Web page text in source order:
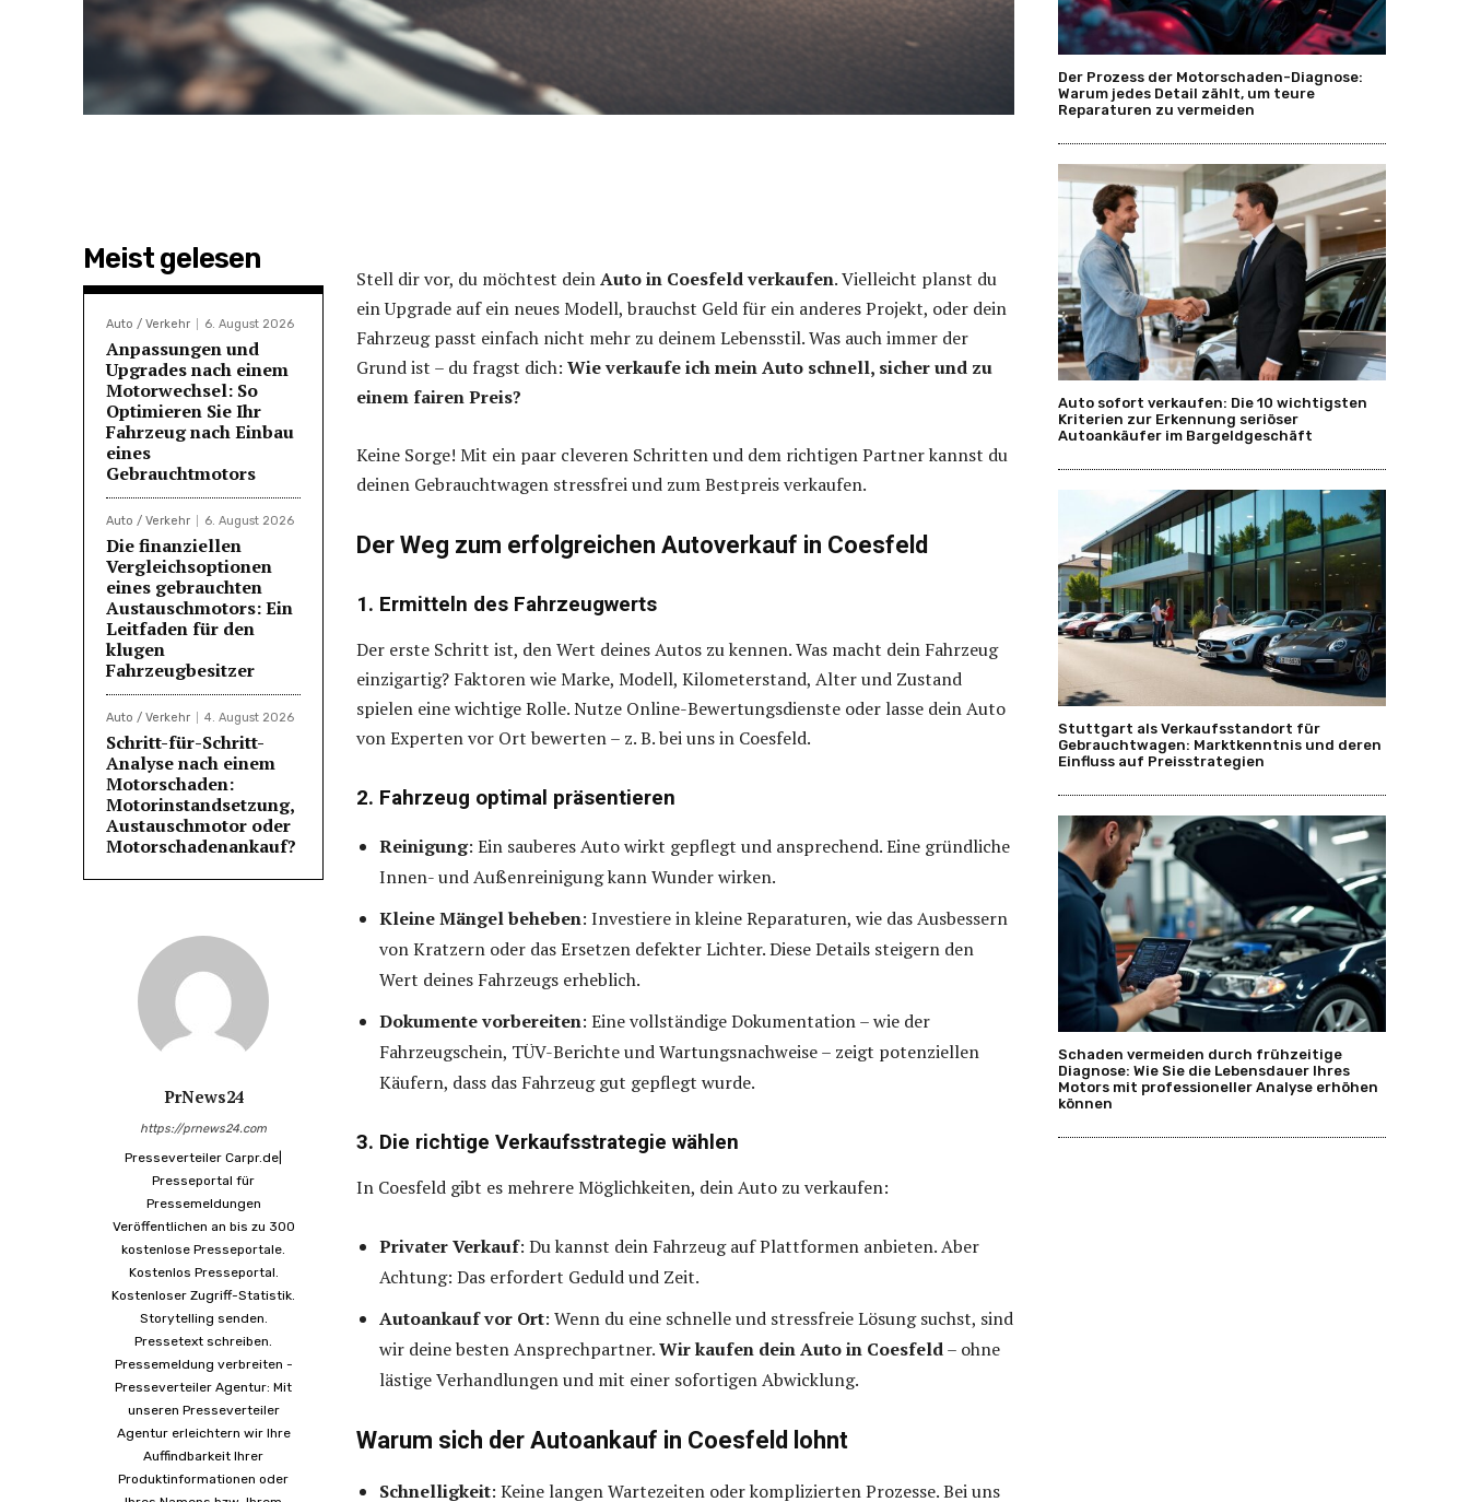
Meist gelesen
Auto / Verkehr 6. August 2026
Anpassungen und
Upgrades nach einem
Motorwechsel: So
Optimieren Sie Ihr
Fahrzeug nach Einbau
eines
Gebrauchtmotors
Auto / Verkehr 6. August 2026
Die finanziellen
Vergleichsoptionen
eines gebrauchten
Austauschmotors: Ein
Leitfaden für den
klugen
Fahrzeugbesitzer
Auto / Verkehr 4. August 2026
Schritt-für-Schritt-
Analyse nach einem
Motorschaden:
Motorinstandsetzung,
Austauschmotor oder
Motorschadenankauf?
PrNews24
https://prnews24.com
Presseverteiler Carpr.de|
Presseportal für
Pressemeldungen
Veröffentlichen an bis zu 300
kostenlose Presseportale.
Kostenlos Presseportal.
Kostenloser Zugriff-Statistik.
Storytelling senden.
Pressetext schreiben.
Pressemeldung verbreiten -
Presseverteiler Agentur: Mit
unseren Presseverteiler
Agentur erleichtern wir Ihre
Auffindbarkeit Ihrer
Produktinformationen oder
Stell dir vor, du möchtest deinAuto in Coesfeld verkaufen. Vielleicht planst du
ein Upgrade auf ein neues Modell, brauchst Geld für ein anderes Projekt, oder dein
Fahrzeug passt einfach nicht mehr zu deinem Lebensstil. Was auch immer der
Grund ist – du fragst dich: Wie verkaufe ich mein Auto schnell, sicher und zu
einem fairen Preis?
Keine Sorge! Mit ein paar cleveren Schritten und dem richtigen Partner kannst du
deinen Gebrauchtwagen stressfrei und zum Bestpreis verkaufen.
Der Weg zum erfolgreichen Autoverkauf in Coesfeld
1. Ermitteln des Fahrzeugwerts
Der erste Schritt ist, den Wert deines Autos zu kennen. Was macht dein Fahrzeug
einzigartig? Faktoren wie Marke, Modell, Kilometerstand, Alter und Zustand
spielen eine wichtige Rolle. Nutze Online-Bewertungsdienste oder lasse dein Auto
von Experten vor Ort bewerten – z. B. bei uns in Coesfeld.
2. Fahrzeug optimal präsentieren
Reinigung: Ein sauberes Auto wirkt gepflegt und ansprechend. Eine gründliche
Innen- und Außenreinigung kann Wunder wirken.
Kleine Mängel beheben: Investiere in kleine Reparaturen, wie das Ausbessern
von Kratzern oder das Ersetzen defekter Lichter. Diese Details steigern den
Wert deines Fahrzeugs erheblich.
Dokumente vorbereiten: Eine vollständige Dokumentation – wie der
Fahrzeugschein, TÜV-Berichte und Wartungsnachweise – zeigt potenziellen
Käufern, dass das Fahrzeug gut gepflegt wurde.
3. Die richtige Verkaufsstrategie wählen
In Coesfeld gibt es mehrere Möglichkeiten, dein Auto zu verkaufen:
Privater Verkauf: Du kannst dein Fahrzeug auf Plattformen anbieten. Aber
Achtung: Das erfordert Geduld und Zeit.
Autoankauf vor Ort: Wenn du eine schnelle und stressfreie Lösung suchst, sind
wir deine besten Ansprechpartner.Wir kaufen dein Auto in Coesfeld– ohne
lästige Verhandlungen und mit einer sofortigen Abwicklung.
Warum sich der Autoankauf in Coesfeld lohnt
Schnelligkeit: Keine langen Wartezeiten oder komplizierten Prozesse. Bei uns
Der Prozess der Motorschaden-Diagnose:
Warum jedes Detail zählt, um teure
Reparaturen zu vermeiden
Auto sofort verkaufen: Die 10 wichtigsten
Kriterien zur Erkennung seriöser
Autoankäufer im Bargeldgeschäft
Stuttgart als Verkaufsstandort für
Gebrauchtwagen: Marktkenntnis und deren
Einfluss auf Preisstrategien
Schaden vermeiden durch frühzeitige
Diagnose: Wie Sie die Lebensdauer Ihres
Motors mit professioneller Analyse erhöhen
können